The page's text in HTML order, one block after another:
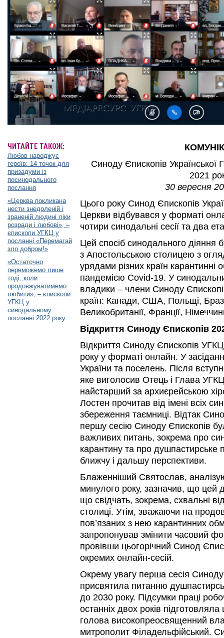
ЧИТАЙТЕ ТАКОЖ:
Любов народжує
героїв: 14 точок для
призадуми із
посинодального
послання
«Церква покликана
нести знедоленій і
зраненій людині ліки
розради і любові», –
єпископи УГКЦ у
посланні «Перемагай
зло добром!»
«Остаточно
переможемо лише
тоді, коли
продовжуватимемо
любити», – єпископи
УГКЦ у
синодальному
посланні 2022 року
Синоду Єпископів Української
2021
30 вересня
Цього року Синод Єпископів
Церкви відбувався у форматі
чотири синодальні сесії та два
Цей спосіб синодального діяння
з Апостольською столицею з
урядами різних країн карантинні
пандемією Covid-19. У
владики – члени Синоду
країн: Канади, США, Польщі,
Великобританії, Франції,
Відкриття Синоду Єпископів
Відкриття Синоду Єпископів
року у форматі онлайн. У
України та поселень. Після
яке виголосив Отець і Глава
найстарший за архиєрейською
Лостен прочитав від імені всіх
збереження таємниці. Відтак
першу сесію Синоду Єпископів
важливих питань, зокрема про
карантину та про душпастирське
ближчу і дальшу перспективи.
Блаженніший Святослав,
минулого року, зазначив, що цей
що свідчать, зокрема, схвальні
столиці. Утім, зважаючи на
пов’язаних з нею карантинних
запропонував змінити часовий
провівши цьогорічний Синод
окремих онлайн-сесій.
Окрему увагу перша сесія
присвятила питанню
до 2030 року. Підсумки праці
останніх двох років
голова високопреосвященний
митрополит Філадельфійський.